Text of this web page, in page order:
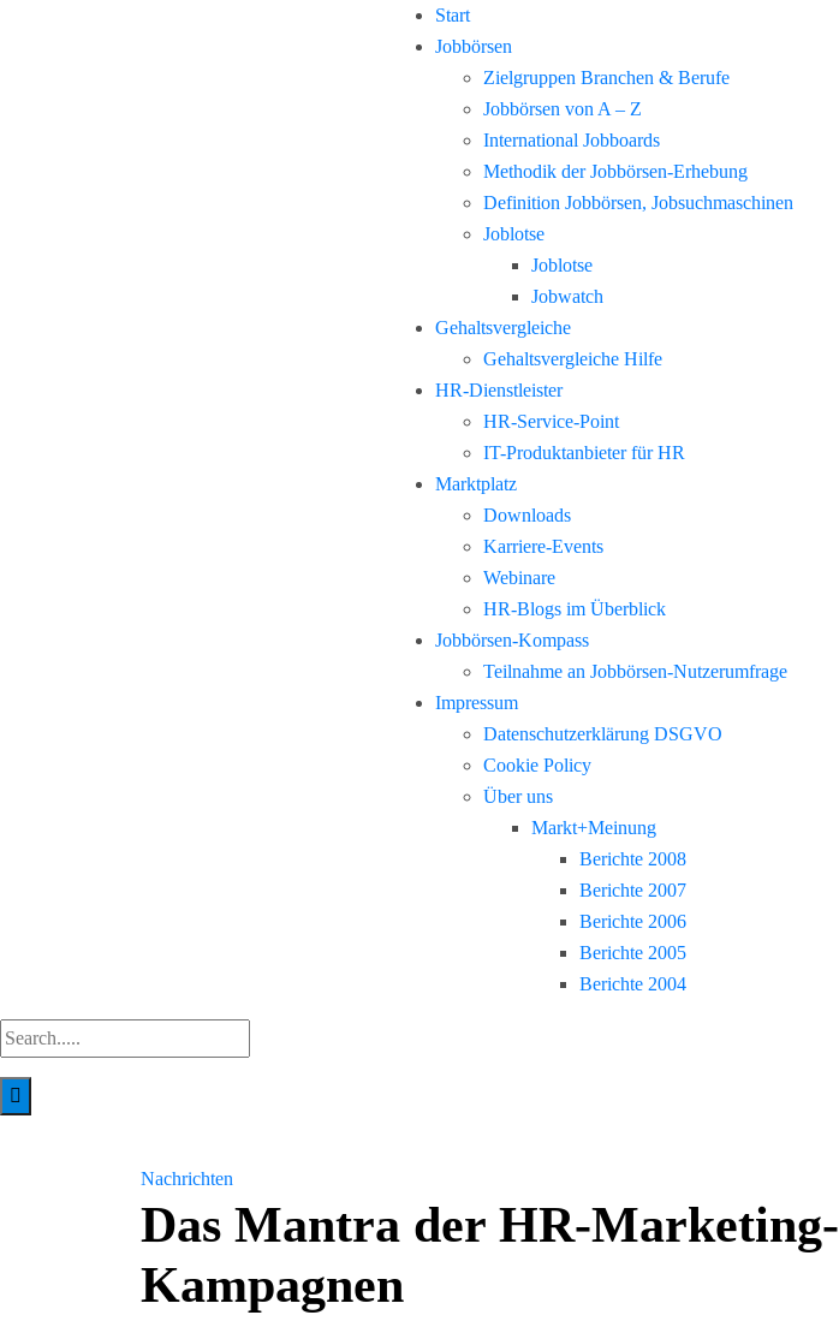
Start
Jobbörsen
Zielgruppen Branchen & Berufe
Jobbörsen von A – Z
International Jobboards
Methodik der Jobbörsen-Erhebung
Definition Jobbörsen, Jobsuchmaschinen
Joblotse
Joblotse
Jobwatch
Gehaltsvergleiche
Gehaltsvergleiche Hilfe
HR-Dienstleister
HR-Service-Point
IT-Produktanbieter für HR
Marktplatz
Downloads
Karriere-Events
Webinare
HR-Blogs im Überblick
Jobbörsen-Kompass
Teilnahme an Jobbörsen-Nutzerumfrage
Impressum
Datenschutzerklärung DSGVO
Cookie Policy
Über uns
Markt+Meinung
Berichte 2008
Berichte 2007
Berichte 2006
Berichte 2005
Berichte 2004
Nachrichten
Das Mantra der HR-Marketing-
Kampagnen